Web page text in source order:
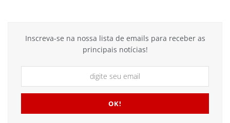
Inscreva-se na nossa lista de emails para receber as
principais notícias!